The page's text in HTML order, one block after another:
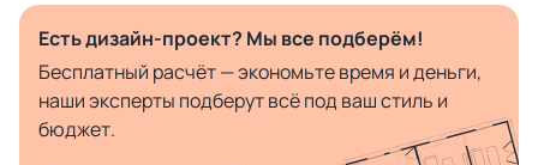
Есть дизайн-проект? Мы все подберём!
Бесплатный расчёт — экономьте время и деньги,
наши эксперты подберут всё под ваш стиль и
бюджет.